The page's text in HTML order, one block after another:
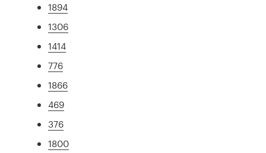
1894
1306
1414
776
1866
469
376
1800